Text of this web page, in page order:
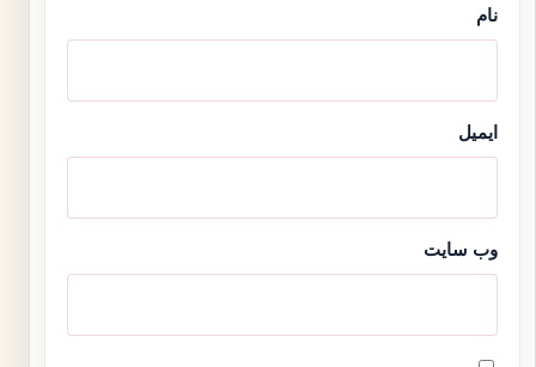
نام
ایمیل
وب‌ سایت